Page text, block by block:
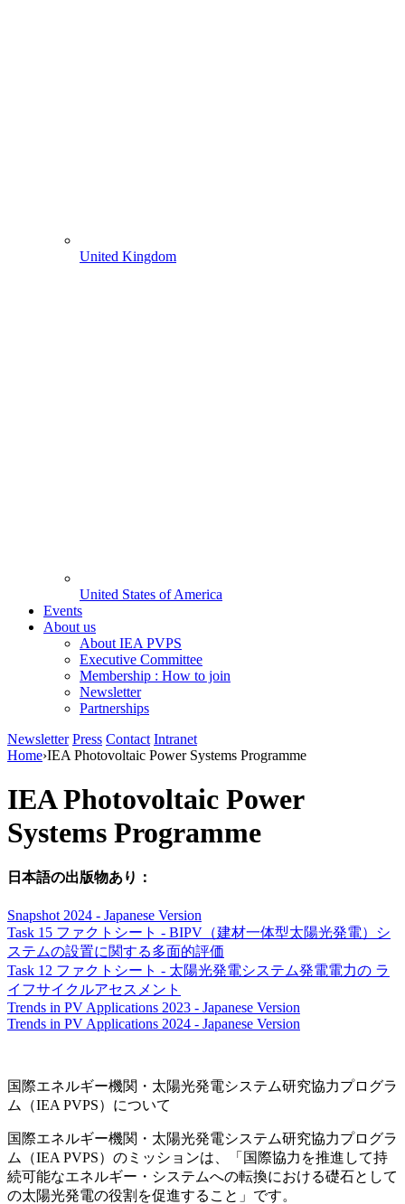
United Kingdom
United States of America
Events
About us
About IEA PVPS
Executive Committee
Membership : How to join
Newsletter
Partnerships
Newsletter Press Contact Intranet
Home›IEA Photovoltaic Power Systems Programme
IEA Photovoltaic Power
Systems Programme
日本語の出版物あり：
Snapshot 2024 - Japanese Version
Task 15 ファクトシート - BIPV（建材一体型太陽光発電）シ
ステムの設置に関する多面的評価
Task 12 ファクトシート - 太陽光発電システム発電電力の ラ
イフサイクルアセスメント
Trends in PV Applications 2023 - Japanese Version
Trends in PV Applications 2024 - Japanese Version
国際エネルギー機関・太陽光発電システム研究協力プログラ
ム（IEA PVPS）について
国際エネルギー機関・太陽光発電システム研究協力プログラ
ム（IEA PVPS）のミッションは、「国際協力を推進して持
続可能なエネルギー・システムへの転換における礎石として
の太陽光発電の役割を促進すること」です。